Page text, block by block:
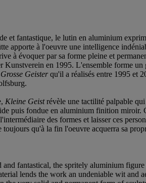
et fantastique, le lutin en aluminium
apporte à l'oeuvre une intelligence
à évoquer par sa forme pleine et
Kunstverein en 1995. L'ensemble forme
Grosse Geisterqu'il a réalisés entre 1995 et
Kleine Geistrévèle une tactilité palpable
puis fondue en aluminium finition miroir.
des formes et laisser ces
qu'à la fin l'oeuvre acquerra sa
fantastical, the spritely aluminium figure
lends the work an undeniable wit and